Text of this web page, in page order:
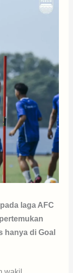
laga AFC
hanya di Goal